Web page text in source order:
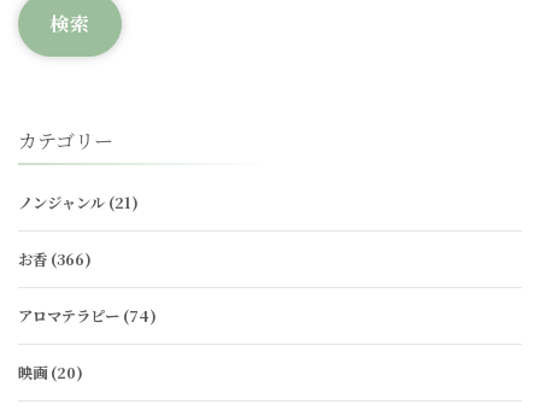
検索
カテゴリー
ノンジャンル (21)
お香 (366)
アロマテラピー (74)
映画(20)